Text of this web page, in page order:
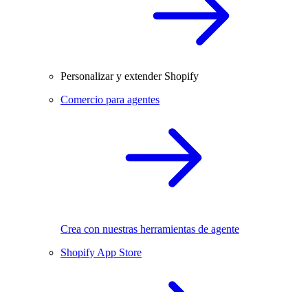
Personalizar y extender Shopify
Comercio para agentes
Crea con nuestras herramientas de agente
Shopify App Store